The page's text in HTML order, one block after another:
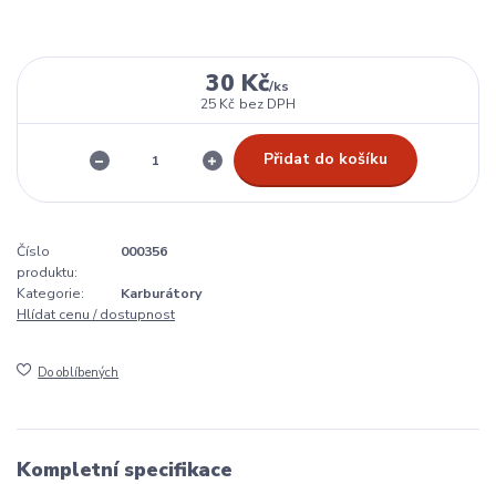
30 Kč/ks
25 Kč bez DPH
Přidat do košíku
Číslo
produktu:
000356
Kategorie:
Karburátory
Hlídat cenu / dostupnost
Do oblíbených
Kompletní specifikace